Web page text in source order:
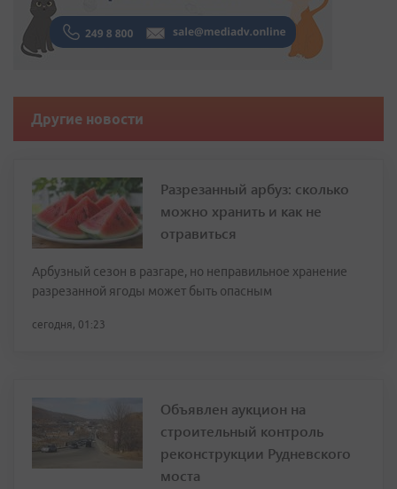
Другие новости
Разрезанный арбуз: сколько
можно хранить и как не
отравиться
Арбузный сезон в разгаре, но неправильное хранение
разрезанной ягоды может быть опасным
сегодня, 01:23
Объявлен аукцион на
строительный контроль
реконструкции Рудневского
моста